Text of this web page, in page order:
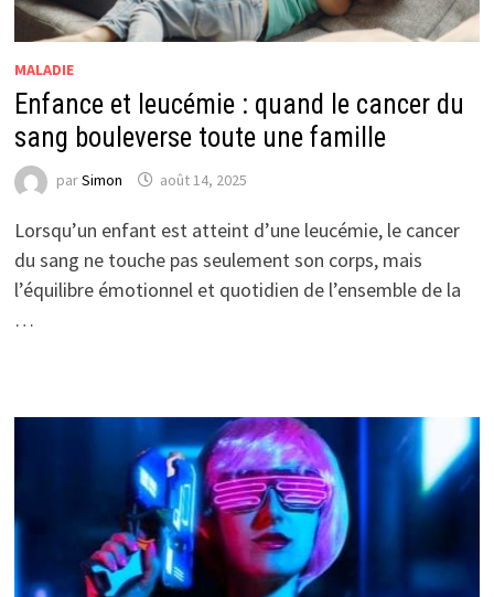
MALADIE
Enfance et leucémie : quand le cancer du
sang bouleverse toute une famille
parSimon août 14, 2025
Lorsqu’un enfant est atteint d’une leucémie, le cancer
du sang ne touche pas seulement son corps, mais
l’équilibre émotionnel et quotidien de l’ensemble de la
…